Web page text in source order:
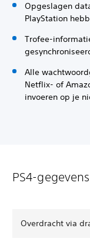
Opgeslagen
PlayStation
Trofee-
Alle
Netflix- of
invoeren op je
PS4-
Overdracht via